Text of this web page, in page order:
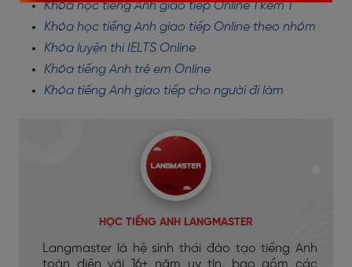
Khóa học tiếng Anh giao tiếp Online 1 kèm 1
Khóa học tiếng Anh giao tiếp Online theo nhóm
Khóa luyện thi IELTS Online
Khóa tiếng Anh trẻ em Online
Khóa tiếng Anh giao tiếp cho người đi làm
HỌC TIẾNG ANH LANGMASTER
Langmaster là hệ sinh thái đào tạo tiếng Anh
toàn diện với 16+ năm uy tín, bao gồm các